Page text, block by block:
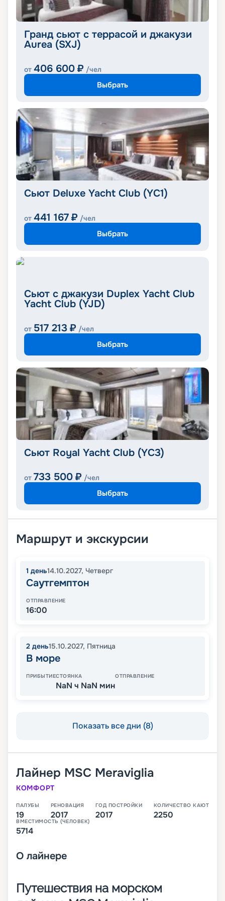
Гранд сьют с террасой и джакузи
Aurea (SXJ)
от 406 600 ₽ /чел
Выбрать
Сьют Deluxe Yacht Club (YC1)
от 441 167 ₽ /чел
Выбрать
Сьют с джакузи Duplex Yacht Club
Yacht Club (YJD)
от 517 213 ₽ /чел
Выбрать
Сьют Royal Yacht Club (YC3)
от 733 500 ₽ /чел
Выбрать
Маршрут и экскурсии
1 день14.10.2027, Четверг
Саутгемптон
ОТПРАВЛЕНИЕ
16:00
2 день15.10.2027, Пятница
В море
ПРИБЫТИЕСТОЯНКА
NaN ч NaN мин
ОТПРАВЛЕНИЕ
Показать все дни (8)
Лайнер MSC Meraviglia
КОМФОРТ
ПАЛУБЫ
19
РЕНОВАЦИЯ
2017
ГОД ПОСТРОЙКИ
2017
КОЛИЧЕСТВО КАЮТ
2250
ВМЕСТИМОСТЬ (ЧЕЛОВЕК)
5714
О лайнере
Путешествия на морском